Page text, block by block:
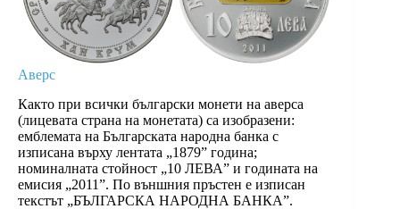
Аверс
Както при всички български монети на аверса
(лицевата страна на монетата) са изобразени:
емблемата на Българската народна банка с
изписана върху лентата „1879” година;
номиналната стойност „10 ЛЕВА” и годината на
емисия „2011”. По външния пръстен е изписан
текстът „БЪЛГАРСКА НАРОДНА БАНКА”.